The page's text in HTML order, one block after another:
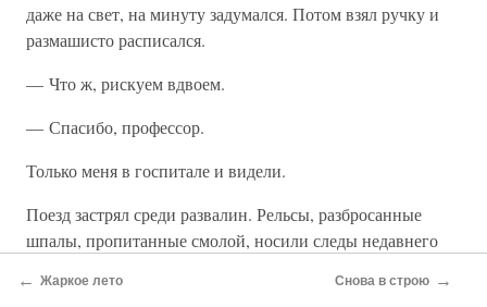
даже на свет, на минуту задумался. Потом взял ручку и
размашисто расписался.
— Что ж, рискуем вдвоем.
— Спасибо, профессор.
Только меня в госпитале и видели.
Поезд застрял среди развалин. Рельсы, разбросанные
шпалы, пропитанные смолой, носили следы недавнего
покосившейся будки, на скорую руку пристроенной к
← Жаркое лето Снова в строю →